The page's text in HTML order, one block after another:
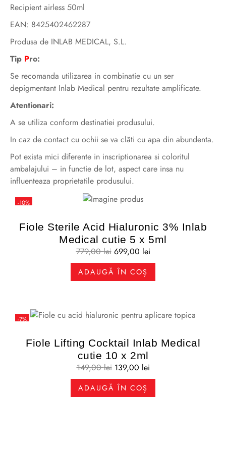
Recipient airless 50ml
EAN: 8425402462287
Produsa de INLAB MEDICAL, S.L.
Tip Pro:
Se recomanda utilizarea in combinatie cu un ser
depigmentant Inlab Medical pentru rezultate amplificate.
Atentionari:
A se utiliza conform destinatiei produsului.
In caz de contact cu ochii se va clăti cu apa din abundenta.
Pot exista mici diferente in inscriptionarea si coloritul
ambalajului – in functie de lot, aspect care insa nu
influenteaza proprietatile produsului.
-10%
Fiole Sterile Acid Hialuronic 3% Inlab
Medical cutie 5 x 5ml
779,00lei 699,00 lei
ADAUGĂ ÎN COȘ
-7%
Fiole Lifting Cocktail Inlab Medical
cutie 10 x 2ml
149,00lei 139,00 lei
ADAUGĂ ÎN COȘ